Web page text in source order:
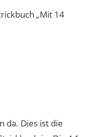
„Mit 14
da. Dies ist die